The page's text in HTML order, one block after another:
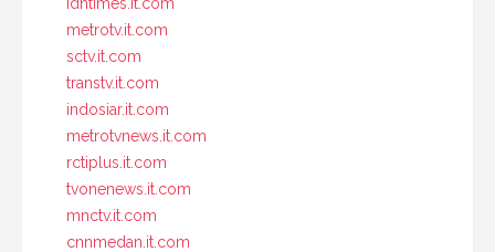
metrotv.it.com
sctv.it.com
transtv.it.com
indosiar.it.com
metrotvnews.it.com
rctiplus.it.com
tvonenews.it.com
mnctv.it.com
cnnmedan.it.com